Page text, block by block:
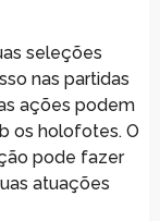
seleções
nas partidas
ações podem
os holofotes. O
pode fazer
atuações